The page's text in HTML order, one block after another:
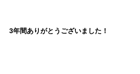
3年間ありがとうございました！